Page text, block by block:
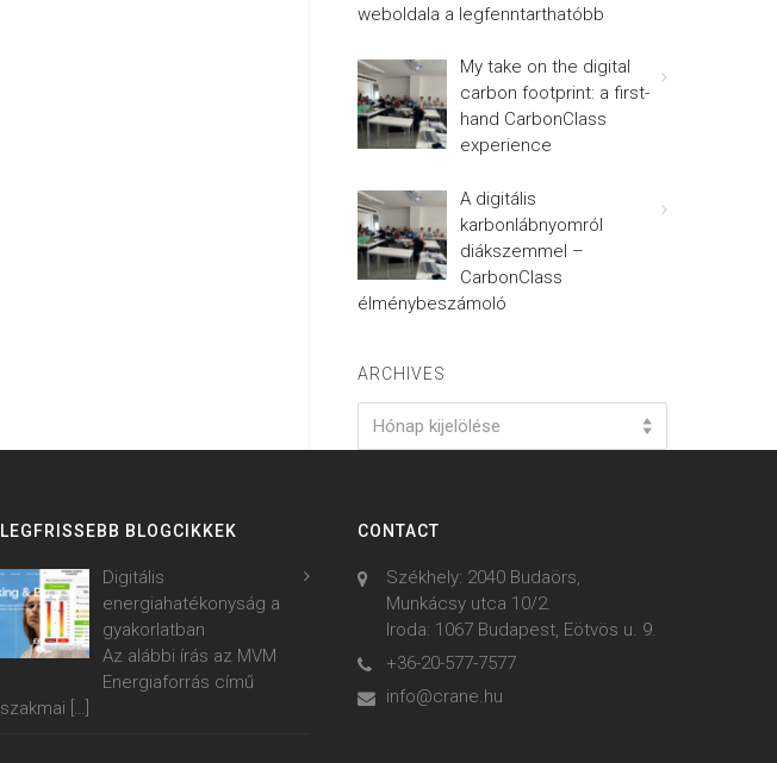
weboldala a legfenntarthatóbb
My take on the digital
carbon footprint: a first-
hand CarbonClass
experience
A digitális
karbonlábnyomról
diákszemmel –
CarbonClass
élménybeszámoló
ARCHIVES
Hónap kijelölése
LEGFRISSEBB BLOGCIKKEK
Digitális
energiahatékonyság a
gyakorlatban
Az alábbi írás az MVM
Energiaforrás című
szakmai
CONTACT
Székhely: 2040 Budaörs,
Munkácsy utca 10/2.
Iroda: 1067 Budapest, Eötvös u. 9.
+36-20-577-7577
info@crane.hu